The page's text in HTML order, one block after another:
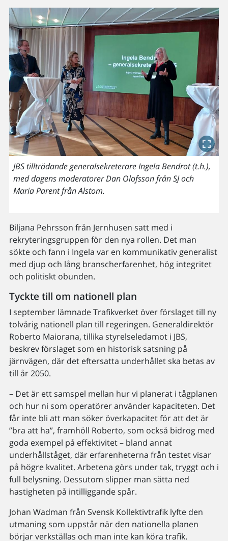
JBS tillträdande generalsekreterare Ingela Bendrot (t.h.),
med dagens moderatorer Dan Olofsson från SJ och
Maria Parent från Alstom.
Biljana Pehrsson från Jernhusen satt med i
rekryteringsgruppen för den nya rollen. Det man
sökte och fann i Ingela var en kommunikativ generalist
med djup och lång branscherfarenhet, hög integritet
och politiskt obunden.
Tyckte till om nationell plan
I september lämnade Trafikverket över förslaget till ny
tolvårig nationell plan till regeringen. Generaldirektör
Roberto Maiorana, tillika styrelseledamot i JBS,
beskrev förslaget som en historisk satsning på
järnvägen, där det eftersatta underhållet ska betas av
till år 2050.
– Det är ett samspel mellan hur vi planerat i tågplanen
och hur ni som operatörer använder kapaciteten. Det
får inte bli att man söker överkapacitet för att det är
”bra att ha”, framhöll Roberto, som också bidrog med
goda exempel på effektivitet – bland annat
underhållståget, där erfarenheterna från testet visar
på högre kvalitet. Arbetena görs under tak, tryggt och i
full belysning. Dessutom slipper man sätta ned
hastigheten på intilliggande spår.
Johan Wadman från Svensk Kollektivtrafik lyfte den
utmaning som uppstår när den nationella planen
börjar verkställas och man inte kan köra trafik.